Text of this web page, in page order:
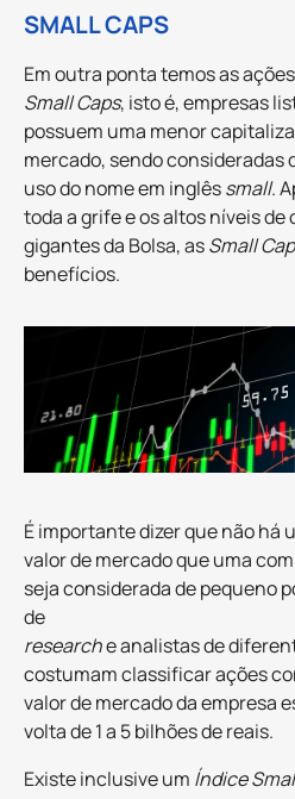
SMALL CAPS
Em outra ponta temos as
Small Caps, isto é, empresas
possuem uma menor
mercado, sendo consideradas
uso do nome em inglêssmall.
toda a grife e os altos níveis
gigantes da Bolsa, asSmall
benefícios.
É importante dizer que não há
valor de mercado que uma
seja considerada de pequeno
de
researche analistas de
costumam classificar ações
valor de mercado da empresa
volta de 1 a 5 bilhões de reais.
Existe inclusive um Índice